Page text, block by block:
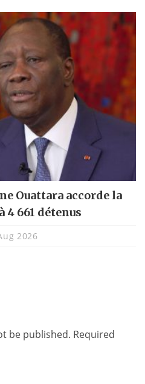
Ouattara accorde la
661 détenus
2026
be published. Required